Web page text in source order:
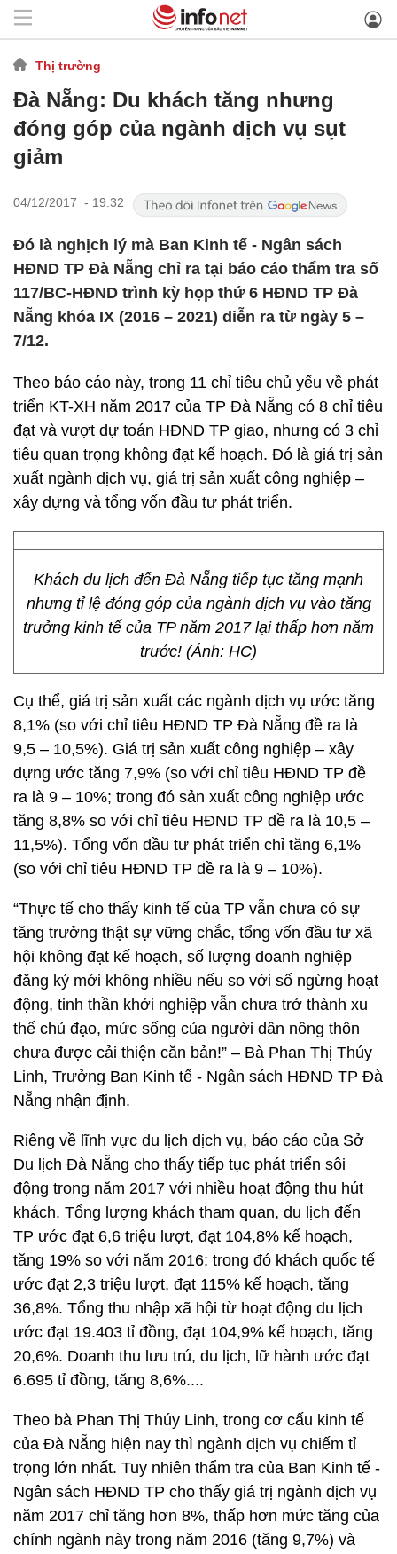
Thị trường
Đà Nẵng: Du khách tăng nhưng
đóng góp của ngành dịch vụ sụt
giảm
04/12/2017 - 19:32
Đó là nghịch lý mà Ban Kinh tế - Ngân sách
HĐND TP Đà Nẵng chỉ ra tại báo cáo thẩm tra số
117/BC-HĐND trình kỳ họp thứ 6 HĐND TP Đà
Nẵng khóa IX (2016 – 2021) diễn ra từ ngày 5 –
7/12.
Theo báo cáo này, trong 11 chỉ tiêu chủ yếu về phát
triển KT-XH năm 2017 của TP Đà Nẵng có 8 chỉ tiêu
đạt và vượt dự toán HĐND TP giao, nhưng có 3 chỉ
tiêu quan trọng không đạt kế hoạch. Đó là giá trị sản
xuất ngành dịch vụ, giá trị sản xuất công nghiệp –
xây dựng và tổng vốn đầu tư phát triển.
Khách du lịch đến Đà Nẵng tiếp tục tăng mạnh
nhưng tỉ lệ đóng góp của ngành dịch vụ vào tăng
trưởng kinh tế của TP năm 2017 lại thấp hơn năm
trước! (Ảnh: HC)
Cụ thể, giá trị sản xuất các ngành dịch vụ ước tăng
8,1% (so với chỉ tiêu HĐND TP Đà Nẵng đề ra là
9,5 – 10,5%). Giá trị sản xuất công nghiệp – xây
dựng ước tăng 7,9% (so với chỉ tiêu HĐND TP đề
ra là 9 – 10%; trong đó sản xuất công nghiệp ước
tăng 8,8% so với chỉ tiêu HĐND TP đề ra là 10,5 –
11,5%). Tổng vốn đầu tư phát triển chỉ tăng 6,1%
(so với chỉ tiêu HĐND TP đề ra là 9 – 10%).
“Thực tế cho thấy kinh tế của TP vẫn chưa có sự
tăng trưởng thật sự vững chắc, tổng vốn đầu tư xã
hội không đạt kế hoạch, số lượng doanh nghiệp
đăng ký mới không nhiều nếu so với số ngừng hoạt
động, tinh thần khởi nghiệp vẫn chưa trở thành xu
thế chủ đạo, mức sống của người dân nông thôn
chưa được cải thiện căn bản!” – Bà Phan Thị Thúy
Linh, Trưởng Ban Kinh tế - Ngân sách HĐND TP Đà
Nẵng nhận định.
Riêng về lĩnh vực du lịch dịch vụ, báo cáo của Sở
Du lịch Đà Nẵng cho thấy tiếp tục phát triển sôi
động trong năm 2017 với nhiều hoạt động thu hút
khách. Tổng lượng khách tham quan, du lịch đến
TP ước đạt 6,6 triệu lượt, đạt 104,8% kế hoạch,
tăng 19% so với năm 2016; trong đó khách quốc tế
ước đạt 2,3 triệu lượt, đạt 115% kế hoạch, tăng
36,8%. Tổng thu nhập xã hội từ hoạt động du lịch
ước đạt 19.403 tỉ đồng, đạt 104,9% kế hoạch, tăng
20,6%. Doanh thu lưu trú, du lịch, lữ hành ước đạt
6.695 tỉ đồng, tăng 8,6%....
Theo bà Phan Thị Thúy Linh, trong cơ cấu kinh tế
của Đà Nẵng hiện nay thì ngành dịch vụ chiếm tỉ
trọng lớn nhất. Tuy nhiên thẩm tra của Ban Kinh tế -
Ngân sách HĐND TP cho thấy giá trị ngành dịch vụ
năm 2017 chỉ tăng hơn 8%, thấp hơn mức tăng của
chính ngành này trong năm 2016 (tăng 9,7%) và